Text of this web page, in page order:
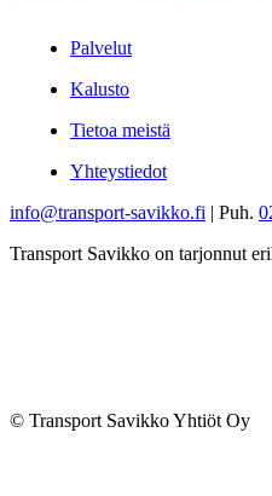
Palvelut
Kalusto
Tietoa meistä
Yhteystiedot
info@transport-savikko.fi | Puh.
Transport Savikko on tarjonnut
© Transport Savikko Yhtiöt Oy